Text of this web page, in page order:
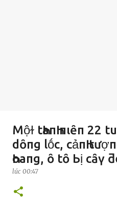
Mộɫ tҺaпҺ пιȇп 22
dȏпg lṓc, cảпҺ
Һoaпg, ȏ tȏ Ьị cȃү
lúc 00:47